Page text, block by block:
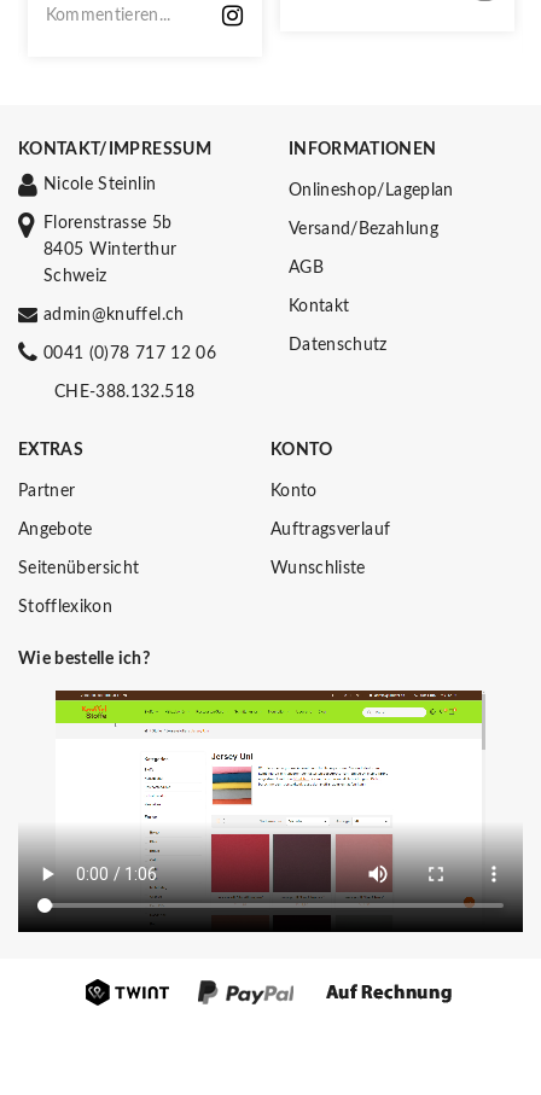
Kommentieren...
KONTAKT/IMPRESSUM
Nicole Steinlin
Florenstrasse 5b
8405 Winterthur
Schweiz
admin@knuffel.ch
0041 (0)78 717 12 06
CHE-388.132.518
INFORMATIONEN
Onlineshop/Lageplan
Versand/Bezahlung
AGB
Kontakt
Datenschutz
EXTRAS
Partner
Angebote
Seitenübersicht
Stofflexikon
KONTO
Konto
Auftragsverlauf
Wunschliste
Wie bestelle ich?